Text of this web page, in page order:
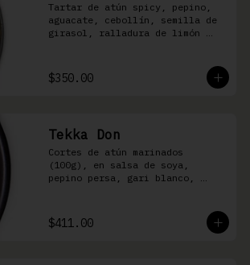
Tartar de atún spicy, pepino,
aguacate, cebollín, semilla de
girasol, ralladura de limón
$350.00
Tekka Don
Cortes de atún marinados
(100g), en salsa de soya,
pepino persa, gari blanco,
$411.00